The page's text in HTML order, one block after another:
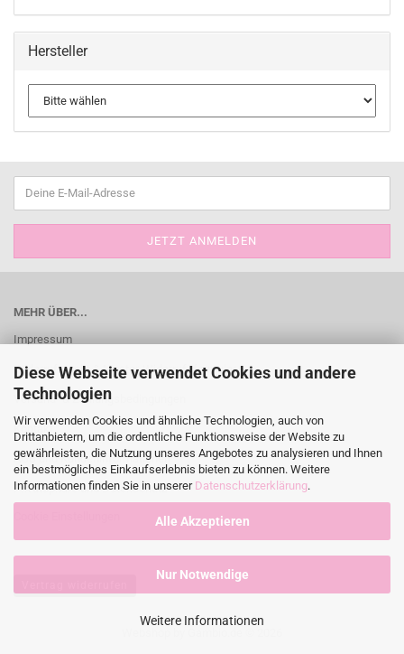
Diese Webseite verwendet Cookies und andere
Technologien
Wir verwenden Cookies und ähnliche Technologien, auch von
Drittanbietern, um die ordentliche Funktionsweise der Website zu
gewährleisten, die Nutzung unseres Angebotes zu analysieren und Ihnen
ein bestmögliches Einkaufserlebnis bieten zu können. Weitere
Informationen finden Sie in unserer Datenschutzerklärung.
Alle Akzeptieren
Nur Notwendige
Weitere Informationen
Hersteller
MEHR ÜBER...
Impressum
Widerrufsrecht & Muster-Widerrufsformular
Versand- & Zahlungsbedingungen
Kontakt
AGB und Kundeninformationen
Privatsphäre und Datenschutz